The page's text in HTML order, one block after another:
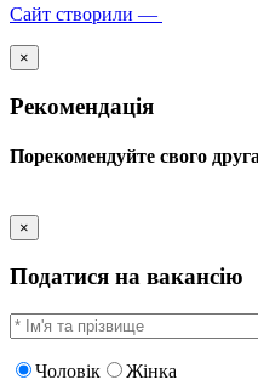
Сайт створили —
×
Рекомендація
Порекомендуйте свого
×
Податися на вакансію
Чоловік Жінка